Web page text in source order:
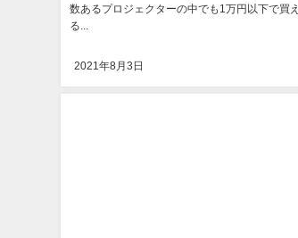
数あるプロジェクターの中でも1万円以下で買え
る...
2021年8月3日